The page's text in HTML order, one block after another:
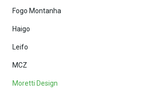
Fogo Montanha
Haigo
Leifo
MCZ
Moretti Design